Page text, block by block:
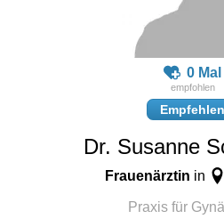
0 Mal
Empfehlen
Dr. Susanne
Frauenärztin in
Praxis für